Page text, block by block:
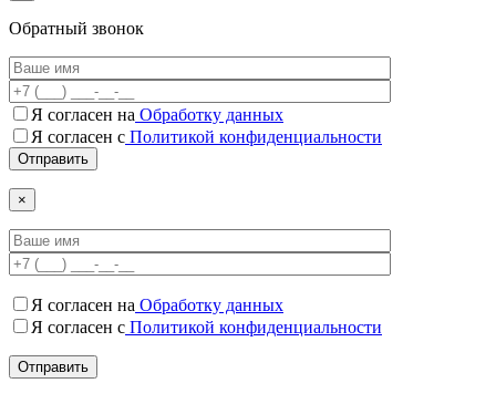
Обратный звонок
Я согласен на Обработку данных
Я согласен c Политикой конфиденциальности
×
Я согласен на Обработку данных
Я согласен c Политикой конфиденциальности